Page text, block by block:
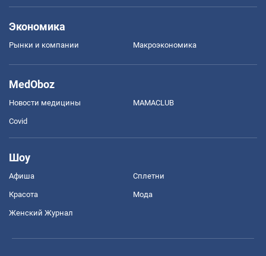
Экономика
Рынки и компании Mакроэкономика
MedOboz
Новости медицины MAMACLUB
Covid
Шоу
Афиша Сплетни
Красота Мода
Женский Журнал